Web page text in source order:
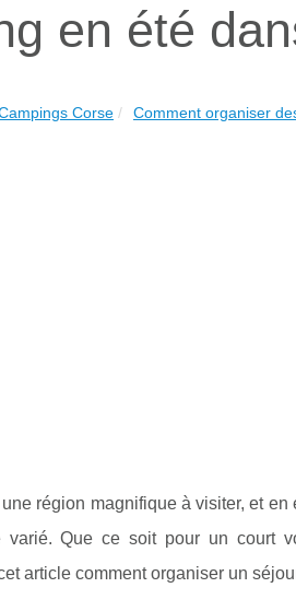
en été
Corse Comment organiser
région magnifique à visiter, et
varié. Que ce soit pour un court
article comment organiser un